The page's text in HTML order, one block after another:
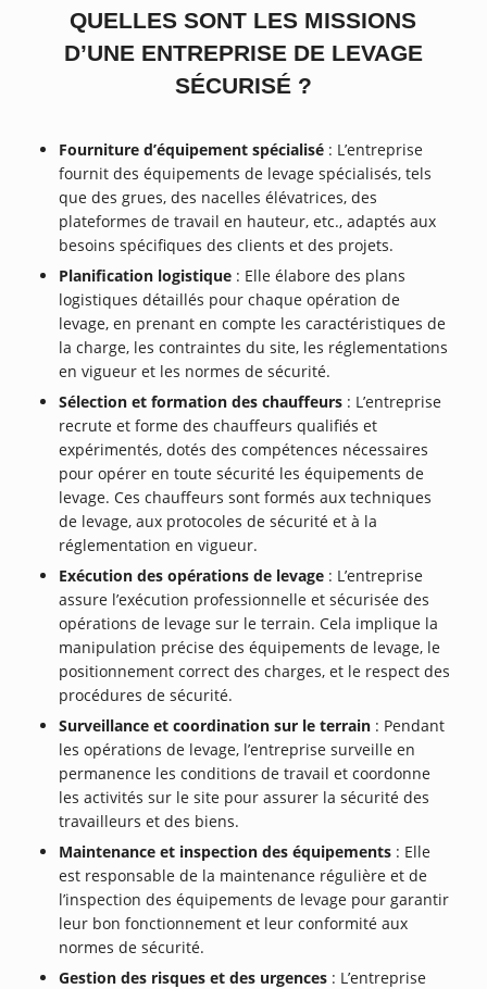
QUELLES SONT LES MISSIONS
D’UNE ENTREPRISE DE LEVAGE
SÉCURISÉ ?
Fourniture d’équipement spécialisé : L’entreprise
fournit des équipements de levage spécialisés, tels
que des grues, des nacelles élévatrices, des
plateformes de travail en hauteur, etc., adaptés aux
besoins spécifiques des clients et des projets.
Planification logistique : Elle élabore des plans
logistiques détaillés pour chaque opération de
levage, en prenant en compte les caractéristiques de
la charge, les contraintes du site, les réglementations
en vigueur et les normes de sécurité.
Sélection et formation des chauffeurs : L’entreprise
recrute et forme des chauffeurs qualifiés et
expérimentés, dotés des compétences nécessaires
pour opérer en toute sécurité les équipements de
levage. Ces chauffeurs sont formés aux techniques
de levage, aux protocoles de sécurité et à la
réglementation en vigueur.
Exécution des opérations de levage : L’entreprise
assure l’exécution professionnelle et sécurisée des
opérations de levage sur le terrain. Cela implique la
manipulation précise des équipements de levage, le
positionnement correct des charges, et le respect des
procédures de sécurité.
Surveillance et coordination sur le terrain : Pendant
les opérations de levage, l’entreprise surveille en
permanence les conditions de travail et coordonne
les activités sur le site pour assurer la sécurité des
travailleurs et des biens.
Maintenance et inspection des équipements : Elle
est responsable de la maintenance régulière et de
l’inspection des équipements de levage pour garantir
leur bon fonctionnement et leur conformité aux
normes de sécurité.
Gestion des risques et des urgences : L’entreprise